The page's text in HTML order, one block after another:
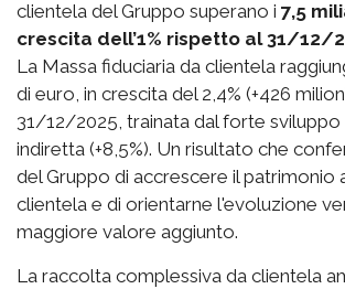
clientela del Gruppo superano i 7,5
crescita dell’1% rispetto al 31/12/
La Massa fiduciaria da clientela
di euro, in crescita del 2,4% (+426
31/12/2025, trainata dal forte
indiretta (+8,5%). Un risultato che
del Gruppo di accrescere il patrimonio
clientela e di orientarne l'evoluzione
maggiore valore aggiunto.
La raccolta complessiva da clientela